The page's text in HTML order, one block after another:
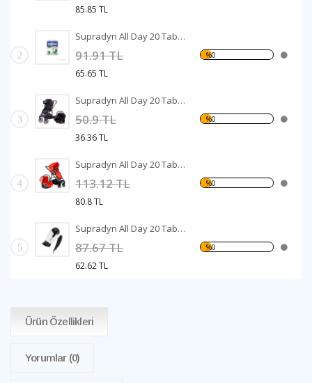
85.85 TL
2
Supradyn All Day 20 Tablet
91.91 TL
65.65 TL
%0
3
Supradyn All Day 20 Tablet
50.9 TL
36.36 TL
%0
4
Supradyn All Day 20 Tablet
113.12 TL
80.8 TL
%0
5
Supradyn All Day 20 Tablet
87.67 TL
62.62 TL
%0
Ürün Özellikleri
Yorumlar (0)